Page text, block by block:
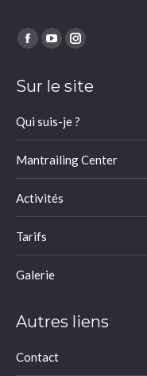
Trouvez nous sur :
Facebook
opens
window
YouTube
opens
new
window
Instagram
opens
window
Sur le site
Qui suis-je ?
Mantrailing Center
Activités
Tarifs
Galerie
Autres liens
Contact